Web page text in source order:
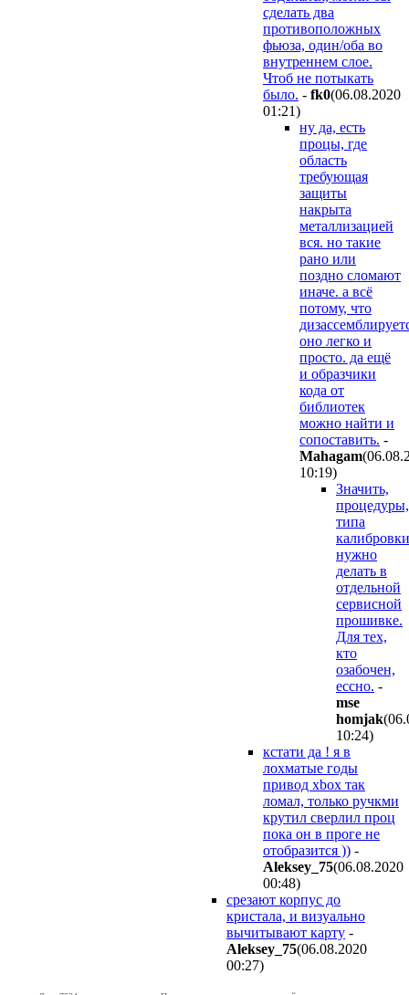
сделать два
противоположных
фьюза, один/оба во
внутреннем слое.
Чтоб не потыкать
было. - fk0(06.08.2020
01:21)
ну да, есть
процы, где
область
требующая
защиты
накрыта
металлизацией
вся. но такие
рано или
поздно сломают
иначе. а всё
потому, что
оно легко и
просто. да ещё
и образчики
кода от
библиотек
можно найти и
сопоставить. -
Mahagam
10:19)
Значить,
процедуры,
типа
нужно
делать в
отдельной
сервисной
прошивке.
Для тех,
кто
озабочен,
ессно. -
mse
homjak
10:24)
кстати да ! я в
лохматые годы
привод xbox так
ломал, только ручкми
крутил сверлил проц
пока он в проге не
отобразится )) -
Aleksey_75(06.08.2020
00:48)
срезают корпус до
кристала, и визуально
вычитывают карту -
Aleksey_75(06.08.2020
00:27)